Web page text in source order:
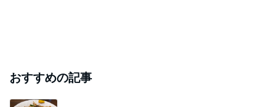
おすすめの記事